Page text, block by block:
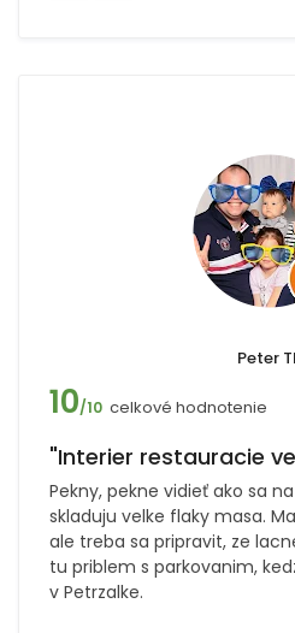
Peter
10/10 celkové hodnotenie
"Interier restauracie
Pekny, pekne vidieť ako sa
skladuju velke flaky masa.
ale treba sa pripravit, ze
tu priblem s parkovanim,
v Petrzalke.